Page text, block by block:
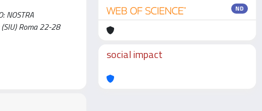
NOSTRA
(SIU) Roma 22-28
ND
social impact